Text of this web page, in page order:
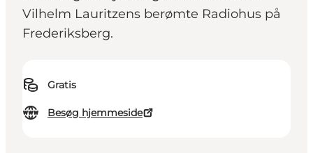
Vilhelm Lauritzens berømte Radiohus på
Frederiksberg.
Gratis
Besøg hjemmeside